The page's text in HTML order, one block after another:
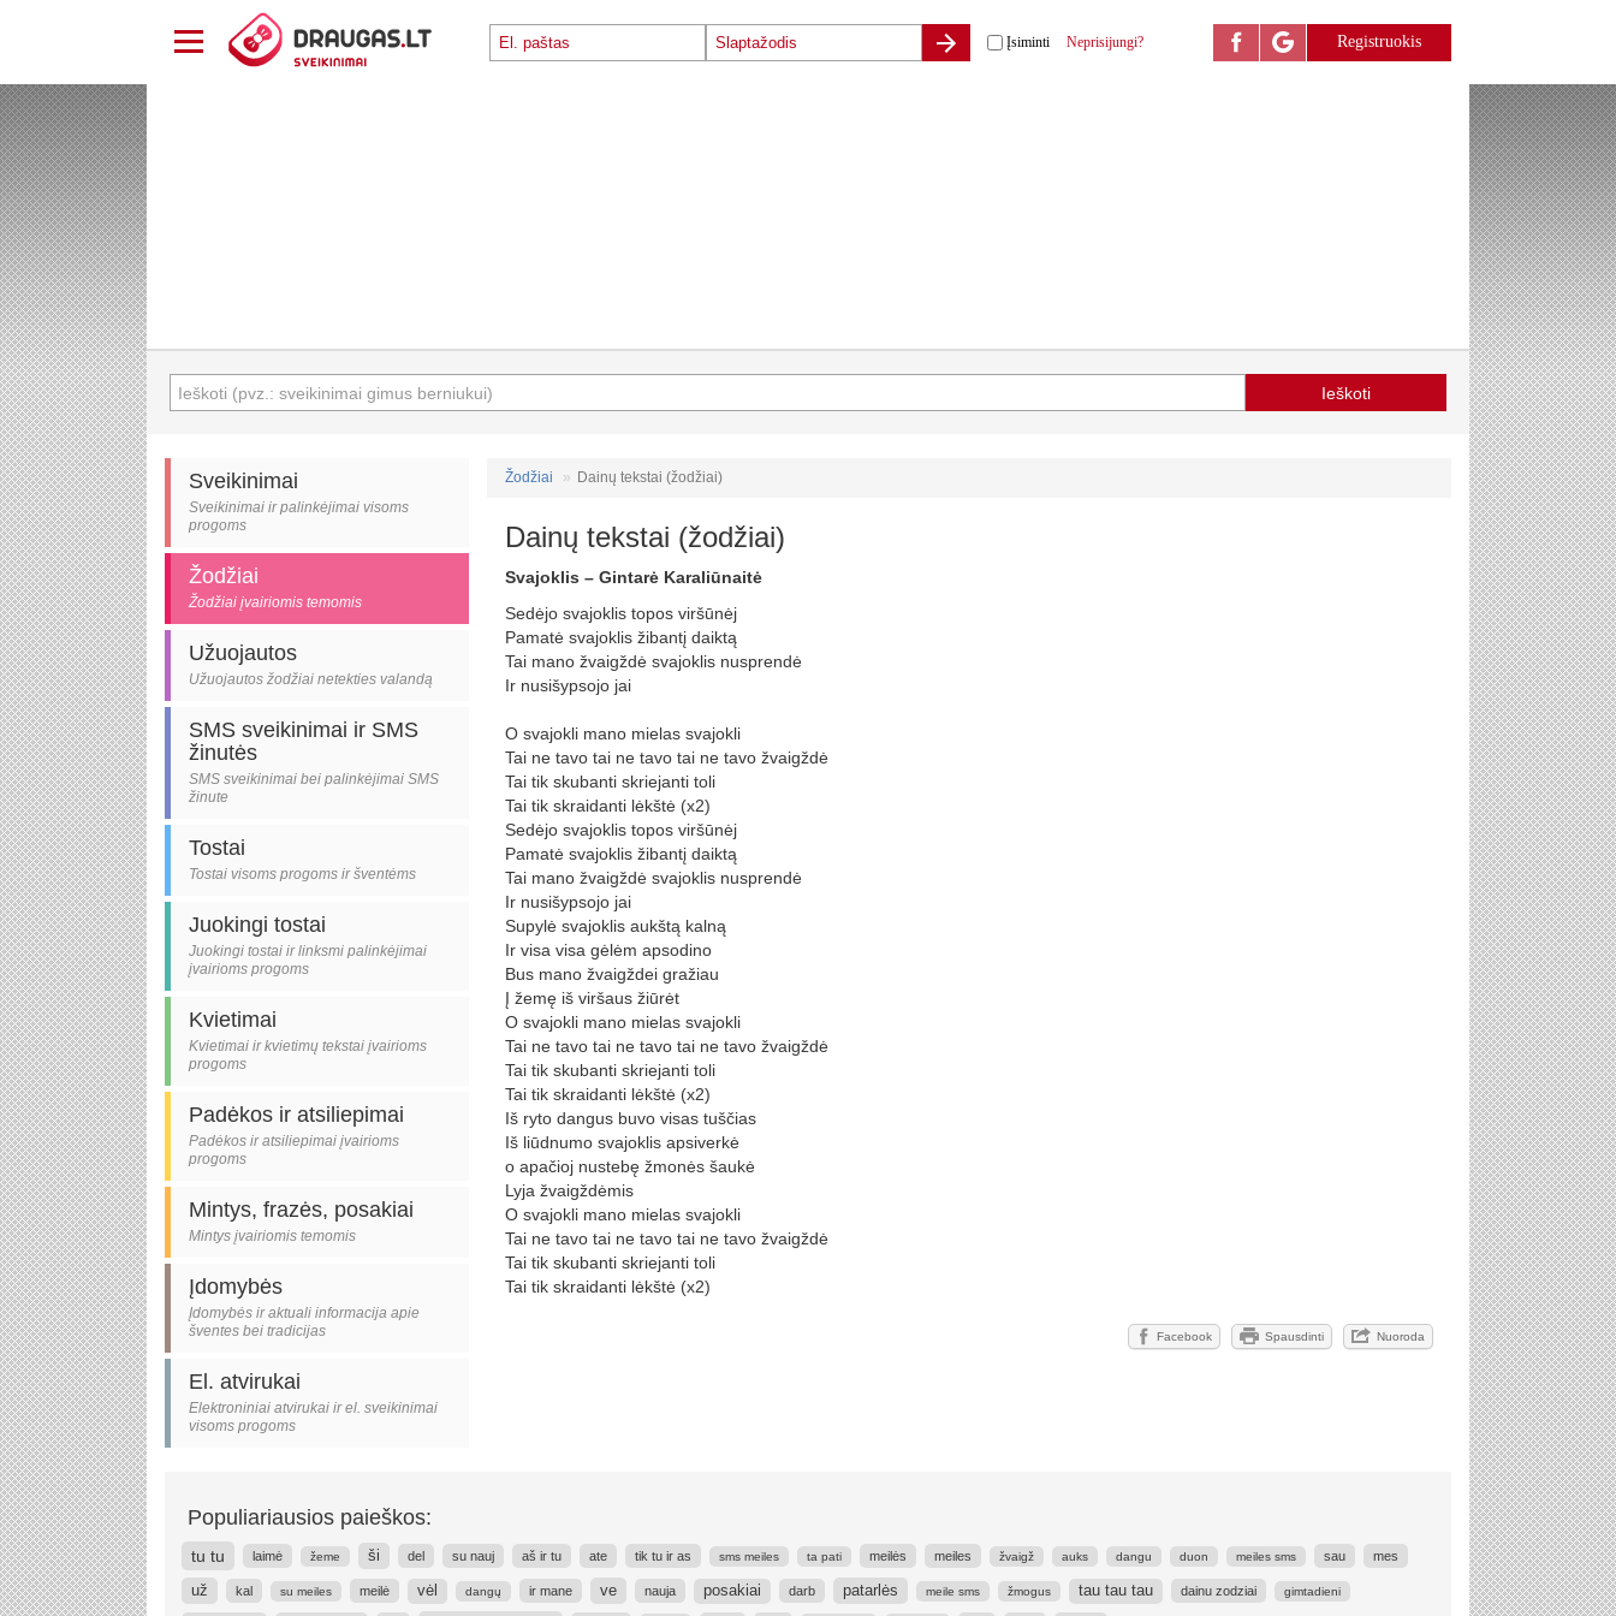
Įsiminti Neprisijungi? Registruokis
Sveikinimai
Sveikinimai ir palinkėjimai visoms
progoms
Žodžiai
Žodžiai įvairiomis temomis
Užuojautos
Užuojautos žodžiai netekties valandą
SMS sveikinimai ir SMS
žinutės
SMS sveikinimai bei palinkėjimai SMS
žinute
Tostai
Tostai visoms progoms ir šventėms
Juokingi tostai
Juokingi tostai ir linksmi palinkėjimai
įvairioms progoms
Kvietimai
Kvietimai ir kvietimų tekstai įvairioms
progoms
Padėkos ir atsiliepimai
Padėkos ir atsiliepimai įvairioms
progoms
Mintys, frazės, posakiai
Mintys įvairiomis temomis
Įdomybės
Įdomybės ir aktuali informacija apie
šventes bei tradicijas
El. atvirukai
Elektroniniai atvirukai ir el. sveikinimai
visoms progoms
Žodžiai Dainų tekstai (žodžiai)
Dainų tekstai (žodžiai)
Svajoklis – Gintarė Karaliūnaitė
Sedėjo svajoklis topos viršūnėj
Pamatė svajoklis žibantį daiktą
Tai mano žvaigždė svajoklis nusprendė
Ir nusišypsojo jai
O svajokli mano mielas svajokli
Tai ne tavo tai ne tavo tai ne tavo žvaigždė
Tai tik skubanti skriejanti toli
Tai tik skraidanti lėkštė (x2)
Sedėjo svajoklis topos viršūnėj
Pamatė svajoklis žibantį daiktą
Tai mano žvaigždė svajoklis nusprendė
Ir nusišypsojo jai
Supylė svajoklis aukštą kalną
Ir visa visa gėlėm apsodino
Bus mano žvaigždei gražiau
Į žemę iš viršaus žiūrėt
O svajokli mano mielas svajokli
Tai ne tavo tai ne tavo tai ne tavo žvaigždė
Tai tik skubanti skriejanti toli
Tai tik skraidanti lėkštė (x2)
Iš ryto dangus buvo visas tuščias
Iš liūdnumo svajoklis apsiverkė
o apačioj nustebę žmonės šaukė
Lyja žvaigždėmis
O svajokli mano mielas svajokli
Tai ne tavo tai ne tavo tai ne tavo žvaigždė
Tai tik skubanti skriejanti toli
Tai tik skraidanti lėkštė (x2)
Facebook Spausdinti Nuoroda
Populiariausios paieškos:
tu tu laimė žeme ši del su nauj aš ir tu ate tik tu ir as sms meiles ta pati meilės meiles žvaigž auks dangu duon meiles sms sau mes
už kal su meiles meilė vėl dangų ir mane ve nauja posakiai darb patarlės meile sms žmogus tau tau tau dainu zodziai gimtadieni